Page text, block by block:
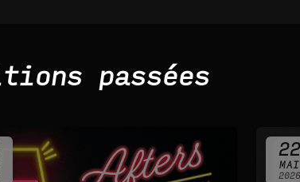
passées
22
MAI
2026